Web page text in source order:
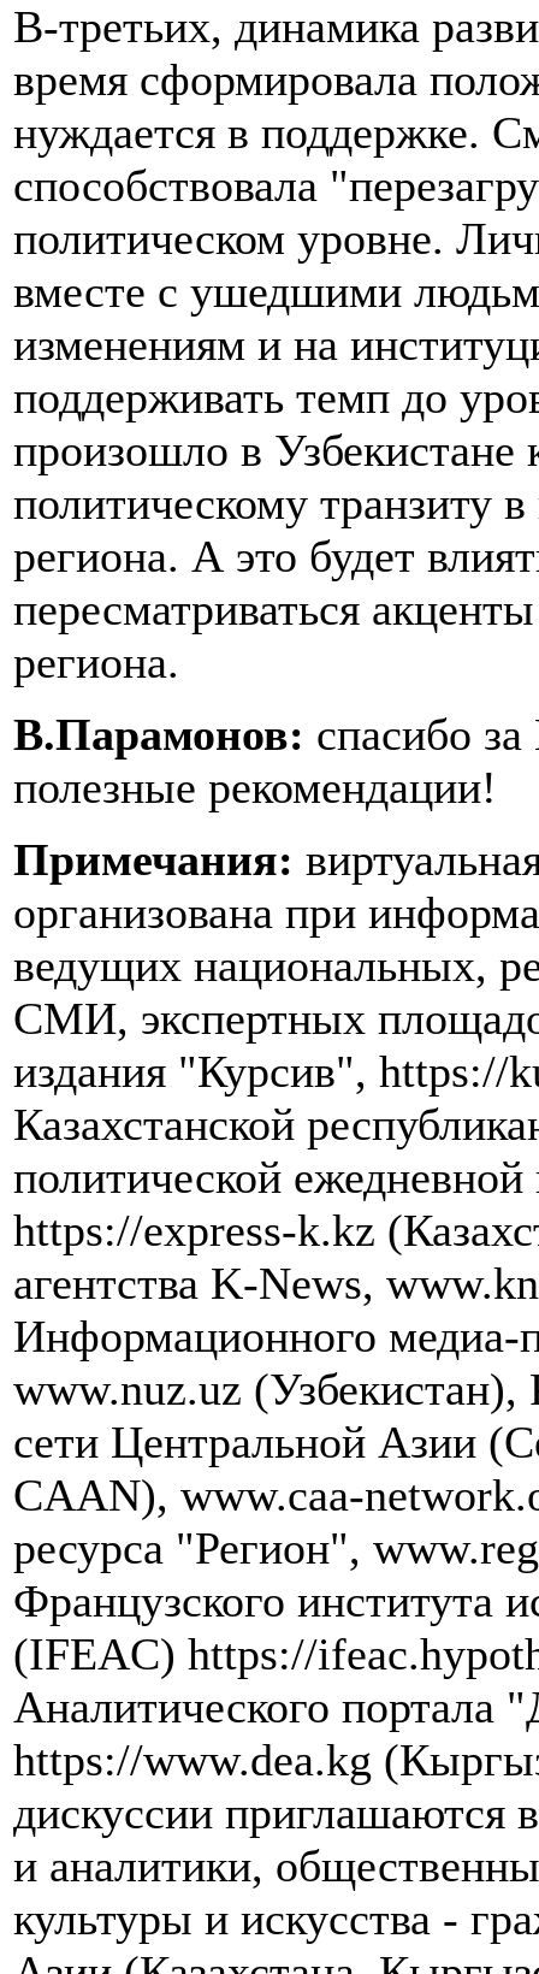
В-третьих, динамика
время сформировала
нуждается в поддержке.
способствовала
политическом уровне.
вместе с ушедшими
изменениям и на
поддерживать темп до
произошло в Узбекистане
политическому транзиту
региона. А это будет
пересматриваться
региона.
В.Парамонов: спасибо
полезные рекомендации!
Примечания:
организована при
ведущих национальных,
СМИ, экспертных
издания "Курсив", https://
Казахстанской
политической
https://express-k.kz
агентства K-News,
Информационного медиа-
www.nuz.uz (Узбекистан),
сети Центральной Азии
CAAN), www.caa-
ресурса "Регион",
Французского института
(IFEAC) https://
Аналитического портала
https://www.dea.kg
дискуссии приглашаются
и аналитики,
культуры и искусства -